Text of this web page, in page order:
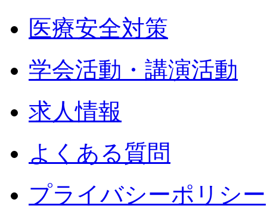
医療安全対策
学会活動・講演活動
求人情報
よくある質問
プライバシーポリシー